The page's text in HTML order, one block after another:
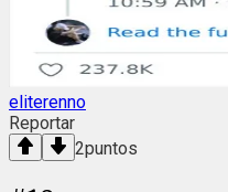
eliterenno
Reportar
2puntos